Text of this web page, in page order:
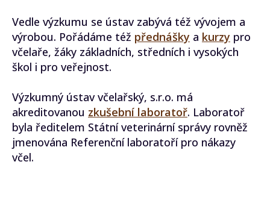
Vedle výzkumu se ústav zabývá též vývojem a
výrobou. Pořádáme též přednášky a kurzy pro
včelaře, žáky základních, středních i vysokých
škol i pro veřejnost.
Výzkumný ústav včelařský, s.r.o. má
akreditovanou zkušební laboratoř. Laboratoř
byla ředitelem Státní veterinární správy rovněž
jmenována Referenční laboratoří pro nákazy
včel.